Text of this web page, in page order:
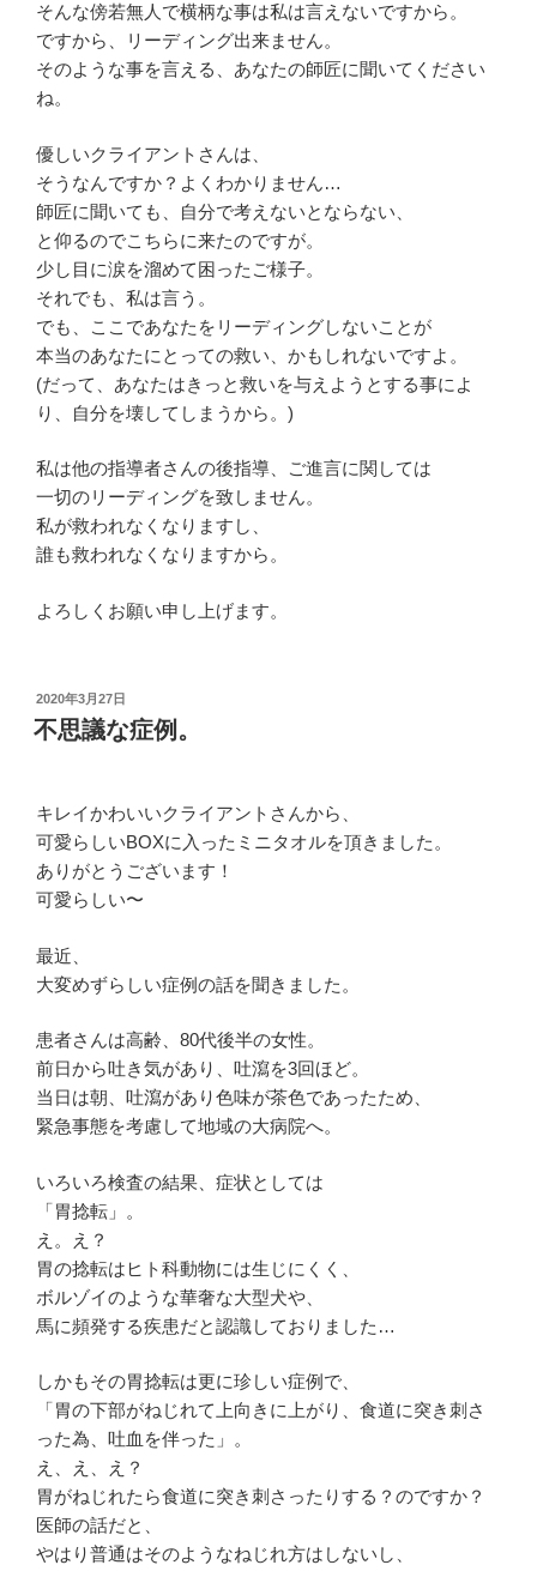
そんな傍若無人で横柄な事は私は言えないですから。
ですから、リーディング出来ません。
そのような事を言える、あなたの師匠に聞いてください
ね。
優しいクライアントさんは、
そうなんですか？よくわかりません…
師匠に聞いても、自分で考えないとならない、
と仰るのでこちらに来たのですが。
少し目に涙を溜めて困ったご様子。
それでも、私は言う。
でも、ここであなたをリーディングしないことが
本当のあなたにとっての救い、かもしれないですよ。
(だって、あなたはきっと救いを与えようとする事によ
り、自分を壊してしまうから。)
私は他の指導者さんの後指導、ご進言に関しては
一切のリーディングを致しません。
私が救われなくなりますし、
誰も救われなくなりますから。
よろしくお願い申し上げます。
投
稿
日:
2020年3月27日
不思議な症例。
キレイかわいいクライアントさんから、
可愛らしいBOXに入ったミニタオルを頂きました。
ありがとうございます！
可愛らしい〜
最近、
大変めずらしい症例の話を聞きました。
患者さんは高齢、80代後半の女性。
前日から吐き気があり、吐瀉を3回ほど。
当日は朝、吐瀉があり色味が茶色であったため、
緊急事態を考慮して地域の大病院へ。
いろいろ検査の結果、症状としては
「胃捻転」。
え。え？
胃の捻転はヒト科動物には生じにくく、
ボルゾイのような華奢な大型犬や、
馬に頻発する疾患だと認識しておりました…
しかもその胃捻転は更に珍しい症例で、
「胃の下部がねじれて上向きに上がり、食道に突き刺さ
った為、吐血を伴った」。
え、え、え？
胃がねじれたら食道に突き刺さったりする？のですか？
医師の話だと、
やはり普通はそのようなねじれ方はしないし、